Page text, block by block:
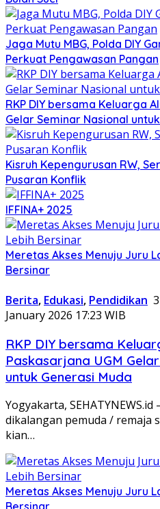
Jaga Mutu MBG, Polda DIY
Perkuat Pengawasan Pangan
RKP DIY bersama Keluarga
Gelar Seminar Nasional
Kisruh Kepengurusan RW,
Pusaran Konflik
IFFINA+ 2025
Meretas Akses Menuju Juru
Bersinar
Berita, Edukasi, Pendidikan
January 2026 17:23 WIB
RKP DIY bersama
Paskasarjana UGM
untuk Generasi Muda
Yogyakarta,
dikalangan pemuda / remaja
kian…
Meretas Akses Menuju Juru